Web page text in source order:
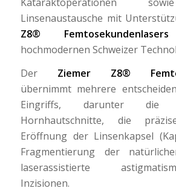
Linsenaustausche mit
Z8® Femtosekundenlasers
hochmodernen Schweizer
Der Ziemer Z8®
übernimmt mehrere
Eingriffs, darunter die
Hornhautschnitte, die
Eröffnung der Linsenkapsel
Fragmentierung der
laserassistierte
Inzisionen.